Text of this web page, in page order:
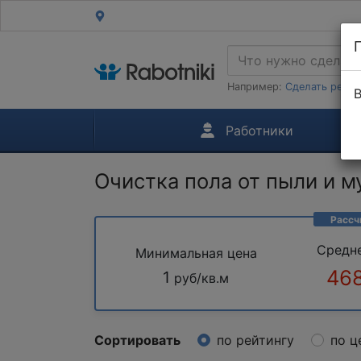
Например: Сделать
Работники
Очистка пола от пыли и
Минимальная цена
1 руб/кв.м
Сортировать по рейтингу по